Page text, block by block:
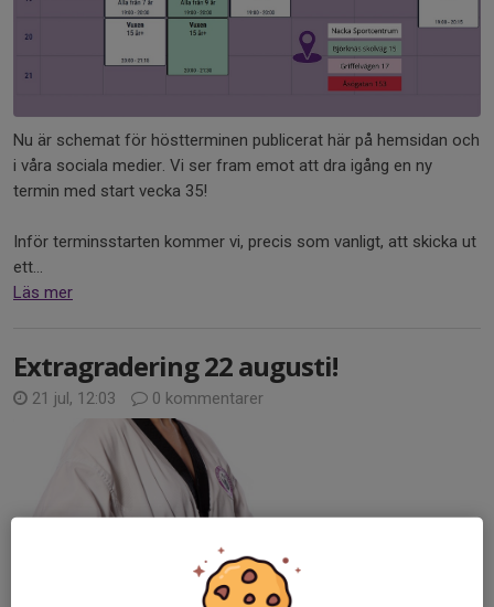
Nu är schemat för höstterminen publicerat här på hemsidan och
i våra sociala medier. Vi ser fram emot att dra igång en ny
termin med start vecka 35!
Inför terminsstarten kommer vi, precis som vanligt, att skicka ut
ett...
Läs mer
Extragradering 22 augusti!
21 jul, 12:03 0 kommentarer